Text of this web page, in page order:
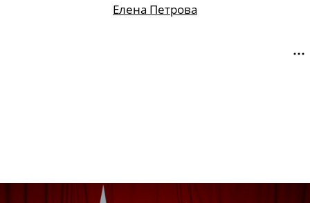
Елена Петрова